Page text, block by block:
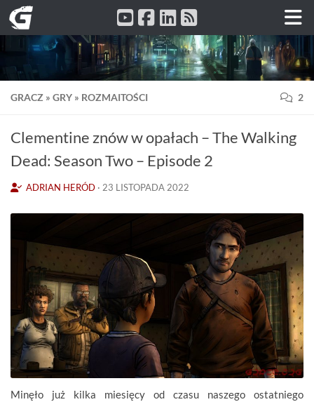
Przeskocz do treści
GRACZ » GRY » ROZMAITOŚCI 2
Clementine znów w opałach – The Walking
Dead: Season Two – Episode 2
ADRIAN HERÓD · 23 LISTOPADA 2022
Minęło już kilka miesięcy od czasu naszego ostatniego